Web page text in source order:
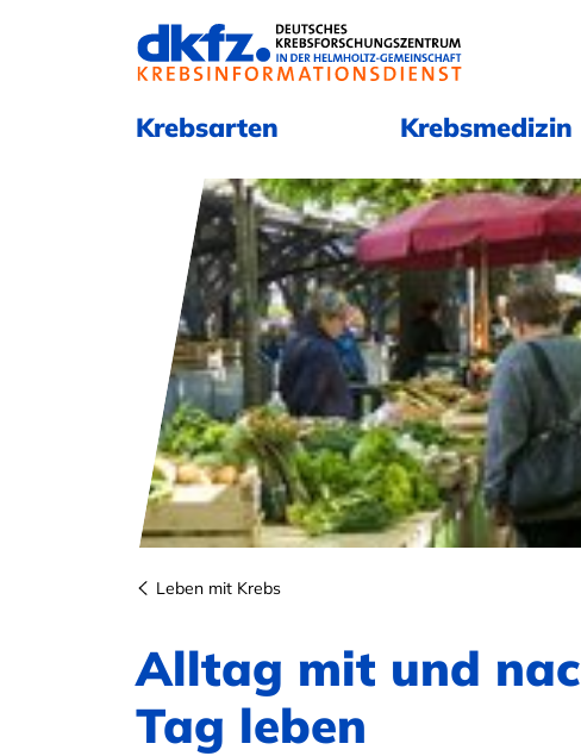
Krebsarten Krebsmedizin
Leben mit Krebs
Alltag mit und
Tag leben